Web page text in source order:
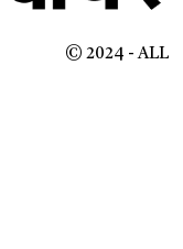
© 2024 - ALL